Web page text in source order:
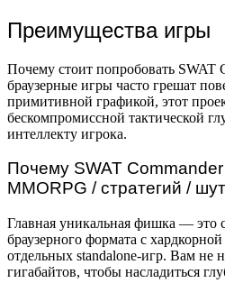
Преимущества игры
Почему стоит попробовать SWAT
браузерные игры часто грешат
примитивной графикой, этот
бескомпромиссной тактической
интеллекту игрока.
Почему SWAT
MMORPG / стратегий /
Главная уникальная фишка — это
браузерного формата с
отдельных standalone-игр. Вам не
гигабайтов, чтобы насладиться